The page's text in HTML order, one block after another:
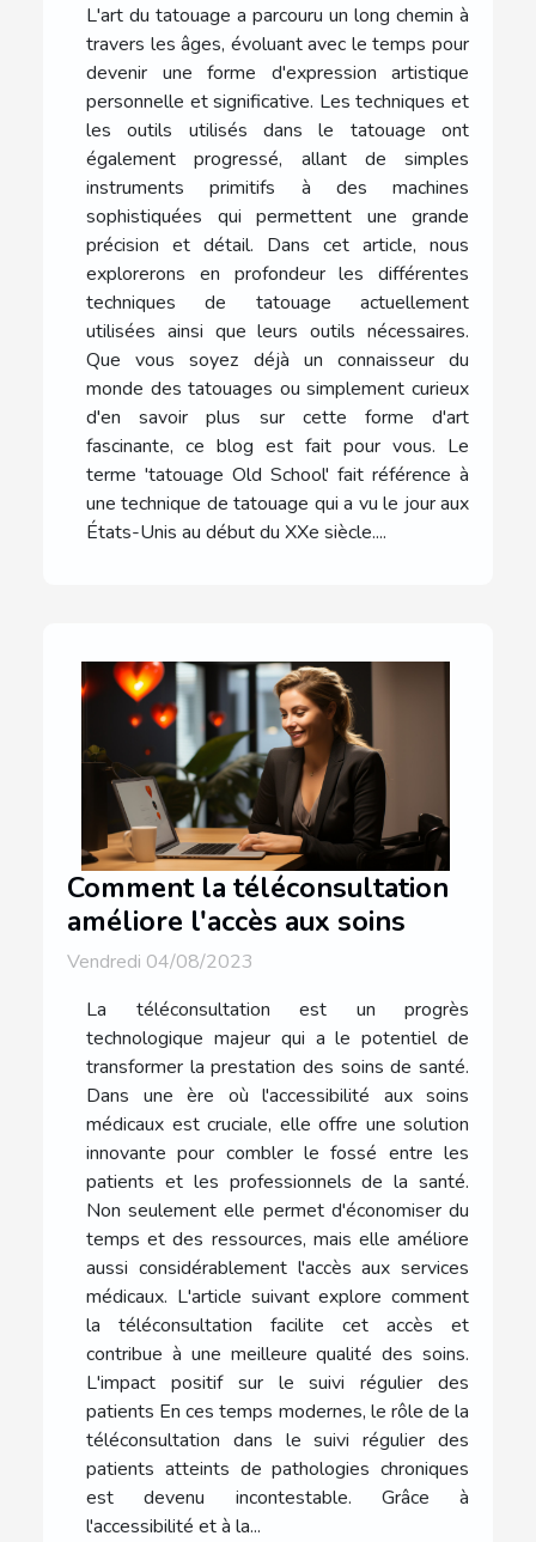
L'art du tatouage a parcouru un long chemin à
travers les âges, évoluant avec le temps pour
devenir une forme d'expression artistique
personnelle et significative. Les techniques et
les outils utilisés dans le tatouage ont
également progressé, allant de simples
instruments primitifs à des machines
sophistiquées qui permettent une grande
précision et détail. Dans cet article, nous
explorerons en profondeur les différentes
techniques de tatouage actuellement
utilisées ainsi que leurs outils nécessaires.
Que vous soyez déjà un connaisseur du
monde des tatouages ou simplement curieux
d'en savoir plus sur cette forme d'art
fascinante, ce blog est fait pour vous. Le
terme 'tatouage Old School' fait référence à
une technique de tatouage qui a vu le jour aux
États-Unis au début du XXe siècle....
Comment la téléconsultation
améliore l'accès aux soins
Vendredi 04/08/2023
La téléconsultation est un progrès
technologique majeur qui a le potentiel de
transformer la prestation des soins de santé.
Dans une ère où l'accessibilité aux soins
médicaux est cruciale, elle offre une solution
innovante pour combler le fossé entre les
patients et les professionnels de la santé.
Non seulement elle permet d'économiser du
temps et des ressources, mais elle améliore
aussi considérablement l'accès aux services
médicaux. L'article suivant explore comment
la téléconsultation facilite cet accès et
contribue à une meilleure qualité des soins.
L'impact positif sur le suivi régulier des
patients En ces temps modernes, le rôle de la
téléconsultation dans le suivi régulier des
patients atteints de pathologies chroniques
est devenu incontestable. Grâce à
l'accessibilité et à la...